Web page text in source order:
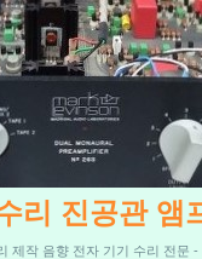
리 진공관 앰
제작 음향 전자 기기 수리 전문 -